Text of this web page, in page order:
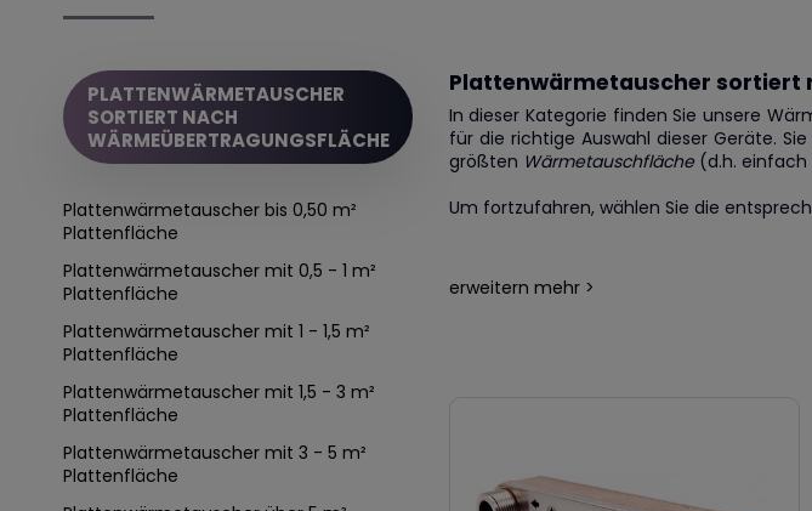
Plattenwärmetauscher sortiert
In dieser Kategorie finden Sie unsere
für die richtige Auswahl dieser Geräte.
größten Wärmetauschfläche(d.h. einfach
Um fortzufahren, wählen Sie die
erweitern mehr >
PLATTENWÄRMETAUSCHER
SORTIERT NACH
WÄRMEÜBERTRAGUNGSFLÄCHE
Plattenwärmetauscher bis 0,50 m²
Plattenfläche
Plattenwärmetauscher mit 0,5 - 1 m²
Plattenfläche
Plattenwärmetauscher mit 1 - 1,5 m²
Plattenfläche
Plattenwärmetauscher mit 1,5 - 3 m²
Plattenfläche
Plattenwärmetauscher mit 3 - 5 m²
Plattenfläche